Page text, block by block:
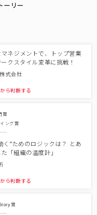
ーリー
ネジメントで、トップ営業
クスタイル変革に挑戦！
式会社
ら判断する
賞
ング賞
く"ためのロジックは？ とあ
「組織の温度計」
ら判断する
賞